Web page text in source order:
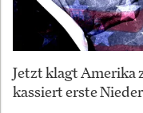
Jetzt klagt Amerika
kassiert erste